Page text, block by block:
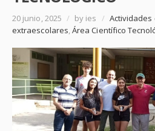
20 junio, 2025 / by ies /
extraescolares,Área Científico